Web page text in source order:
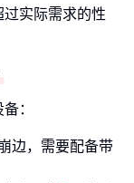
实际需求的性
：
边，需要配备带